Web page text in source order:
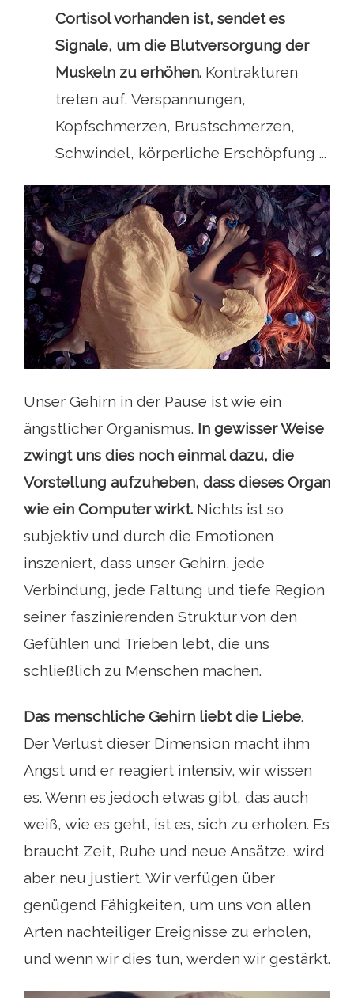
Cortisol vorhanden ist, sendet es
Signale, um die Blutversorgung der
Muskeln zu erhöhen. Kontrakturen
treten auf, Verspannungen,
Kopfschmerzen, Brustschmerzen,
Schwindel, körperliche Erschöpfung ...
Unser Gehirn in der Pause ist wie ein
ängstlicher Organismus. In gewisser Weise
zwingt uns dies noch einmal dazu, die
Vorstellung aufzuheben, dass dieses Organ
wie ein Computer wirkt. Nichts ist so
subjektiv und durch die Emotionen
inszeniert, dass unser Gehirn, jede
Verbindung, jede Faltung und tiefe Region
seiner faszinierenden Struktur von den
Gefühlen und Trieben lebt, die uns
schließlich zu Menschen machen.
Das menschliche Gehirn liebt die Liebe.
Der Verlust dieser Dimension macht ihm
Angst und er reagiert intensiv, wir wissen
es. Wenn es jedoch etwas gibt, das auch
weiß, wie es geht, ist es, sich zu erholen. Es
braucht Zeit, Ruhe und neue Ansätze, wird
aber neu justiert. Wir verfügen über
genügend Fähigkeiten, um uns von allen
Arten nachteiliger Ereignisse zu erholen,
und wenn wir dies tun, werden wir gestärkt.